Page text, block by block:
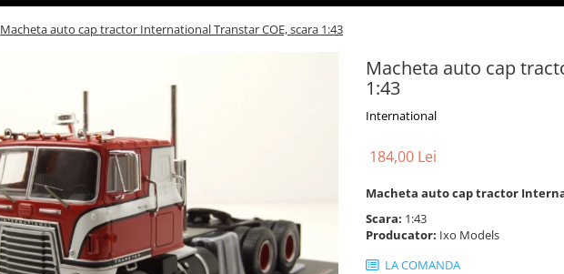
Macheta auto cap tractor International Transtar COE, scara 1:43
Macheta auto cap
1:43
International
184,00 Lei
Macheta auto cap tractor
Scara: 1:43
Producator: Ixo Models
LA COMANDA